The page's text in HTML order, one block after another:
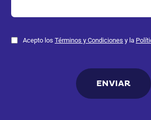
Acepto los Términos y Condiciones y la